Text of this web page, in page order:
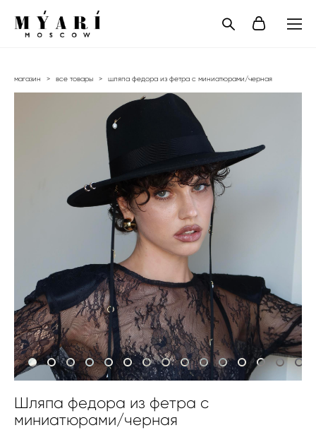
магазин > все товары > шляпа федора из фетра с миниатюрами/черная
Шляпа федора из фетра с
миниатюрами/черная